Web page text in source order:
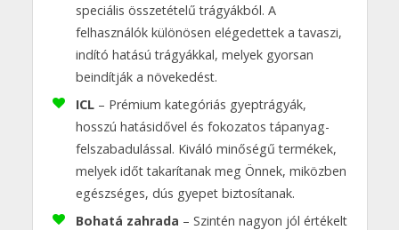
speciális összetételű trágyákból. A
felhasználók különösen elégedettek a tavaszi,
indító hatású trágyákkal, melyek gyorsan
beindítják a növekedést.
ICL – Prémium kategóriás gyeptrágyák,
hosszú hatásidővel és fokozatos tápanyag-
felszabadulással. Kiváló minőségű termékek,
melyek időt takarítanak meg Önnek, miközben
egészséges, dús gyepet biztosítanak.
Bohatá zahrada – Szintén nagyon jól értékelt